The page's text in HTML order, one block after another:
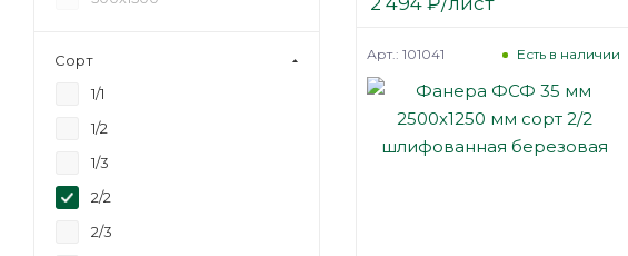
березовая
Есть в наличии
Арт.: 101041
Сорт
1/1
1/2
1/3
2/2
2/3